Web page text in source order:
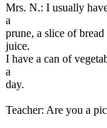
Mrs. N.: I usually
a
prune, a slice of
juice.
I have a can of
a
day.
Teacher: Are you a